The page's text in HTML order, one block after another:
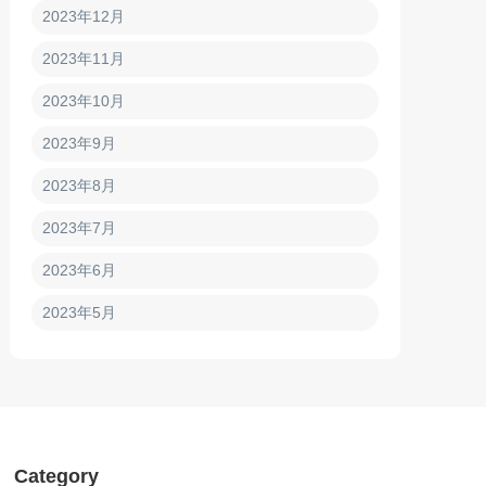
2023年12月
2023年11月
2023年10月
2023年9月
2023年8月
2023年7月
2023年6月
2023年5月
Category